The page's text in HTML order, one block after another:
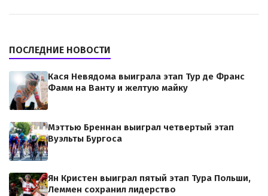
ПОСЛЕДНИЕ НОВОСТИ
Кася Невядома выиграла этап Тур де Франс
Фамм на Ванту и желтую майку
Мэттью Бреннан выиграл четвертый этап
Вуэльты Бургоса
Ян Кристен выиграл пятый этап Тура Польши,
Леммен сохранил лидерство